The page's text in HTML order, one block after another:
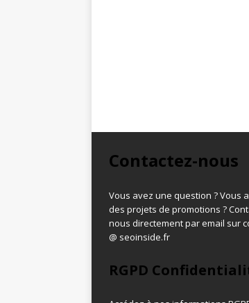
Contactez-nous
Vous avez une question ? Vous
des projets de promotions ?
nous directement par email sur
@ seoinside.fr
RGPD